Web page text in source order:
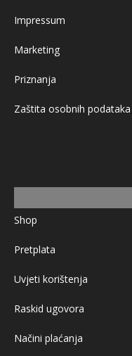
Impressum
Marketing
Priznanja
Zaštita osobnih podataka
Shop
Pretplata
Uvjeti korištenja
Raskid ugovora
Načini plaćanja